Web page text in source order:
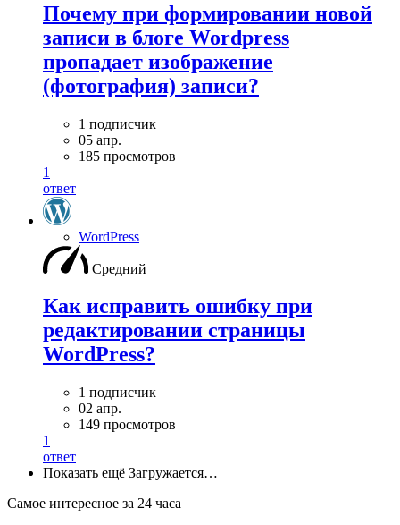
Почему при формировании новой
записи в блоге Wordpress
пропадает изображение
(фотография) записи?
1 подписчик
05 апр.
185 просмотров
1
ответ
WordPress
Средний
Как исправить ошибку при
редактировании страницы
WordPress?
1 подписчик
02 апр.
149 просмотров
1
ответ
Показать ещё Загружается…
Самое интересное за 24 часа